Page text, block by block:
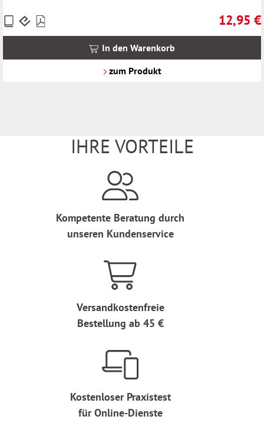
12,95 €
Preise
inkl.
In den Warenkorb
zum Produkt
IHRE VORTEILE
Kompetente Beratung durch
unseren Kundenservice
Versandkostenfreie
Bestellung ab 45 €
Kostenloser Praxistest
für Online-Dienste